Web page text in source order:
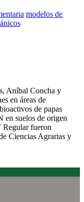
modelos de
Aníbal Concha y
en áreas de
de papas
en suelos de origen
fueron
Ciencias Agrarias y